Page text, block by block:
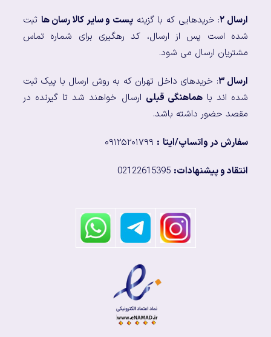
ارسال ۲ : خریدهایی که با گزینه پست و سایر کالا رسان ها ثبت
شده است پس از ارسال، کد رهگیری برای شماره تماس
مشتریان ارسال می شود.
ارسال ۳
: خریدهای داخل تهران که به روش ارسال با پیک ثبت
شده اند باهماهنگی قبلی ارسال خواهند شد تا گیرنده در
مقصد حضور داشته باشد.
سفارش در واتساپ/ایتا :
انتقاد و پیشنهادات: